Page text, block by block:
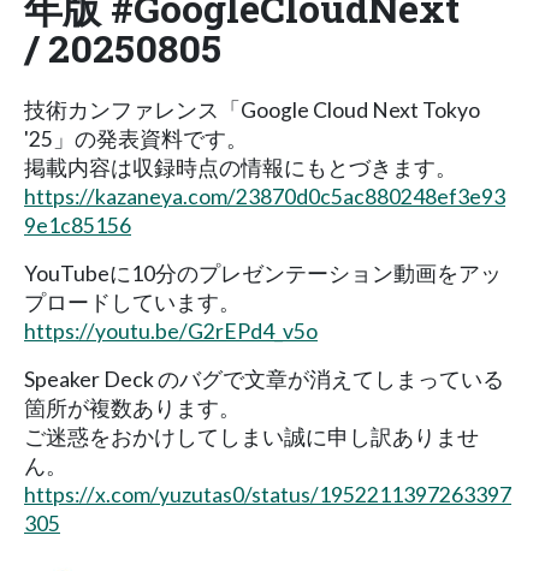
/ 20250805
技術カンファレンス「Google Cloud Next Tokyo
'25」の発表資料です。
掲載内容は収録時点の情報にもとづきます。
https://kazaneya.com/23870d0c5ac880248ef3e93
9e1c85156
YouTubeに10分のプレゼンテーション動画をアッ
プロードしています。
https://youtu.be/G2rEPd4_v5o
Speaker Deck のバグで文章が消えてしまっている
箇所が複数あります。
ご迷惑をおかけしてしまい誠に申し訳ありませ
ん。
https://x.com/yuzutas0/status/1952211397263397
305